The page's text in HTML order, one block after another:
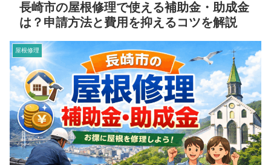
長崎市の屋根修理で使える補助金・助成金
は？申請方法と費用を抑えるコツを解説
屋根修理